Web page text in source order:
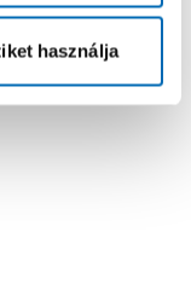
használja